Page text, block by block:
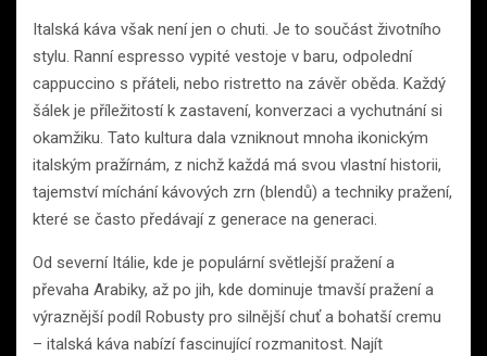
Italská káva však není jen o chuti. Je to součást životního
stylu. Ranní espresso vypité vestoje v baru, odpolední
cappuccino s přáteli, nebo ristretto na závěr oběda. Každý
šálek je příležitostí k zastavení, konverzaci a vychutnání si
okamžiku. Tato kultura dala vzniknout mnoha ikonickým
italským pražírnám, z nichž každá má svou vlastní historii,
tajemství míchání kávových zrn (blendů) a techniky pražení,
které se často předávají z generace na generaci.
Od severní Itálie, kde je populární světlejší pražení a
převaha Arabiky, až po jih, kde dominuje tmavší pražení a
výraznější podíl Robusty pro silnější chuť a bohatší cremu
– italská káva nabízí fascinující rozmanitost. Najít